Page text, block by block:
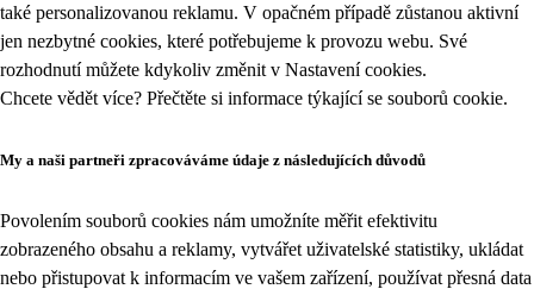
také personalizovanou reklamu. V opačném případě zůstanou aktivní
jen nezbytné cookies, které potřebujeme k provozu webu. Své
rozhodnutí můžete kdykoliv změnit v Nastavení cookies.
Chcete vědět více? Přečtěte si informace týkající se souborů cookie.
My a naši partneři zpracováváme údaje z následujících důvodů
Povolením souborů cookies nám umožníte měřit efektivitu
zobrazeného obsahu a reklamy, vytvářet uživatelské statistiky, ukládat
nebo přistupovat k informacím ve vašem zařízení, používat přesná data